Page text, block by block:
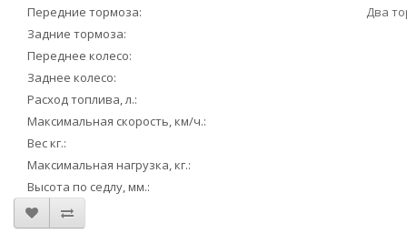
Передние тормоза:
Два
Задние тормоза:
Переднее колесо:
Заднее колесо:
Расход топлива, л.:
Максимальная скорость, км/ч.:
Вес кг.:
Максимальная нагрузка, кг.:
Высота по седлу, мм.: